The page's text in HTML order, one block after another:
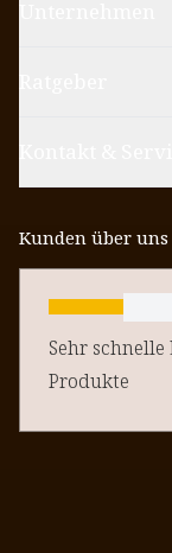
Kunden über uns
Sehr schnelle
Produkte